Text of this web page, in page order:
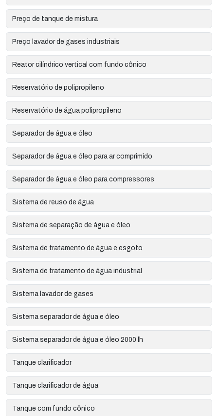
Preço de tanque de mistura
Preço lavador de gases industriais
Reator cilíndrico vertical com fundo cônico
Reservatório de polipropileno
Reservatório de água polipropileno
Separador de água e óleo
Separador de água e óleo para ar comprimido
Separador de água e óleo para compressores
Sistema de reuso de água
Sistema de separação de água e óleo
Sistema de tratamento de água e esgoto
Sistema de tratamento de água industrial
Sistema lavador de gases
Sistema separador de água e óleo
Sistema separador de água e óleo 2000 lh
Tanque clarificador
Tanque clarificador de água
Tanque com fundo cônico